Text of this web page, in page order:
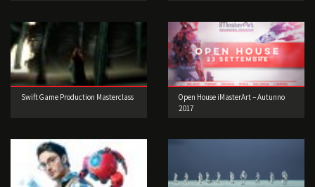
Swift Game Production Masterclass
Open House iMasterArt – Autunno
2017